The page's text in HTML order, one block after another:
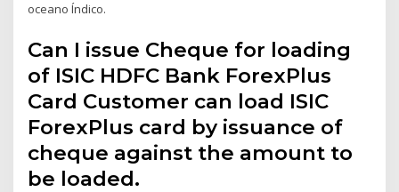
oceano Índico.
Can I issue Cheque for loading
of ISIC HDFC Bank ForexPlus
Card Customer can load ISIC
ForexPlus card by issuance of
cheque against the amount to
be loaded.